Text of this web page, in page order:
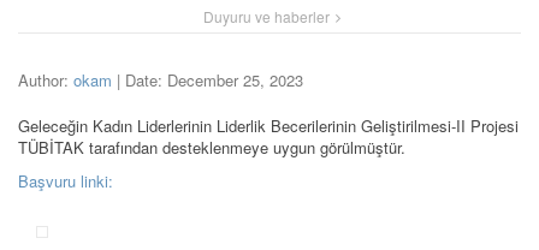
Duyuru ve haberler
Author: okam | Date: December 25, 2023
Geleceğin Kadın Liderlerinin Liderlik Becerilerinin Geliştirilmesi-II Projesi
TÜBİTAK tarafından desteklenmeye uygun görülmüştür.
Başvuru linki: